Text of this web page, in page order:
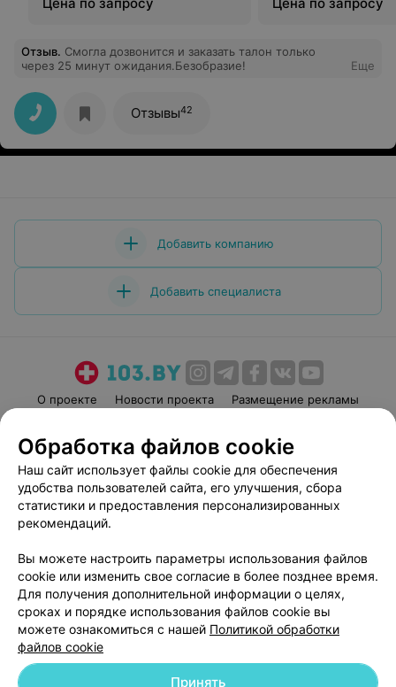
Отзыв. Смогла дозвонится и заказать талон только
через 25 минут ожидания.Безобразие!
Еще
Отзывы42
Добавить компанию
Добавить специалиста
О проекте Новости проекта
Размещение рекламы
Пользовательское соглашение
Способы оплаты
Вакансии
Партнеры
Написать руководителю 103.by
Обработка персональных данных
Обработка файлов cookie
Наш сайт использует файлы cookie для обеспечения
удобства пользователей сайта, его улучшения, сбора
статистики и предоставления персонализированных
рекомендаций.
Вы можете настроить параметры использования файлов
cookie или изменить свое согласие в более позднее время.
Для получения дополнительной информации о целях,
сроках и порядке использования файлов cookie вы
можете ознакомиться с нашей Политикой обработки
файлов cookie
Принять